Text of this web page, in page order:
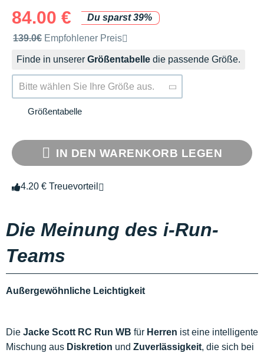
84.00 €
Du sparst 39%
Unverbindliche Preisempfehlung der Marke
139.0€ Empfohlener Preis
Finde in unserer Größentabelle die passende Größe.
Bitte wählen Sie Ihre Größe aus.
Größentabelle
IN DEN WARENKORB LEGEN
4.20 € Treuevorteil
Die Meinung des i-Run-
Teams
Außergewöhnliche Leichtigkeit
Die Jacke Scott RC Run WB für Herren ist eine intelligente
Mischung aus Diskretion und Zuverlässigkeit, die sich bei